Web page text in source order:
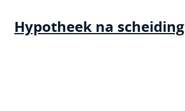
Hypotheek na scheiding